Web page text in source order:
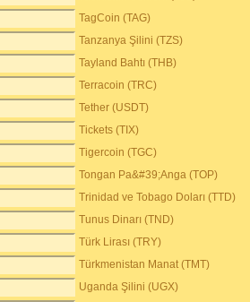
TagCoin (TAG)
Tanzanya Şilini (TZS)
Tayland Bahtı (THB)
Terracoin (TRC)
Tether (USDT)
Tickets (TIX)
Tigercoin (TGC)
Tongan Pa&#39;Anga (TOP)
Trinidad ve Tobago Doları (TTD)
Tunus Dinarı (TND)
Türk Lirası (TRY)
Türkmenistan Manat (TMT)
Uganda Şilini (UGX)